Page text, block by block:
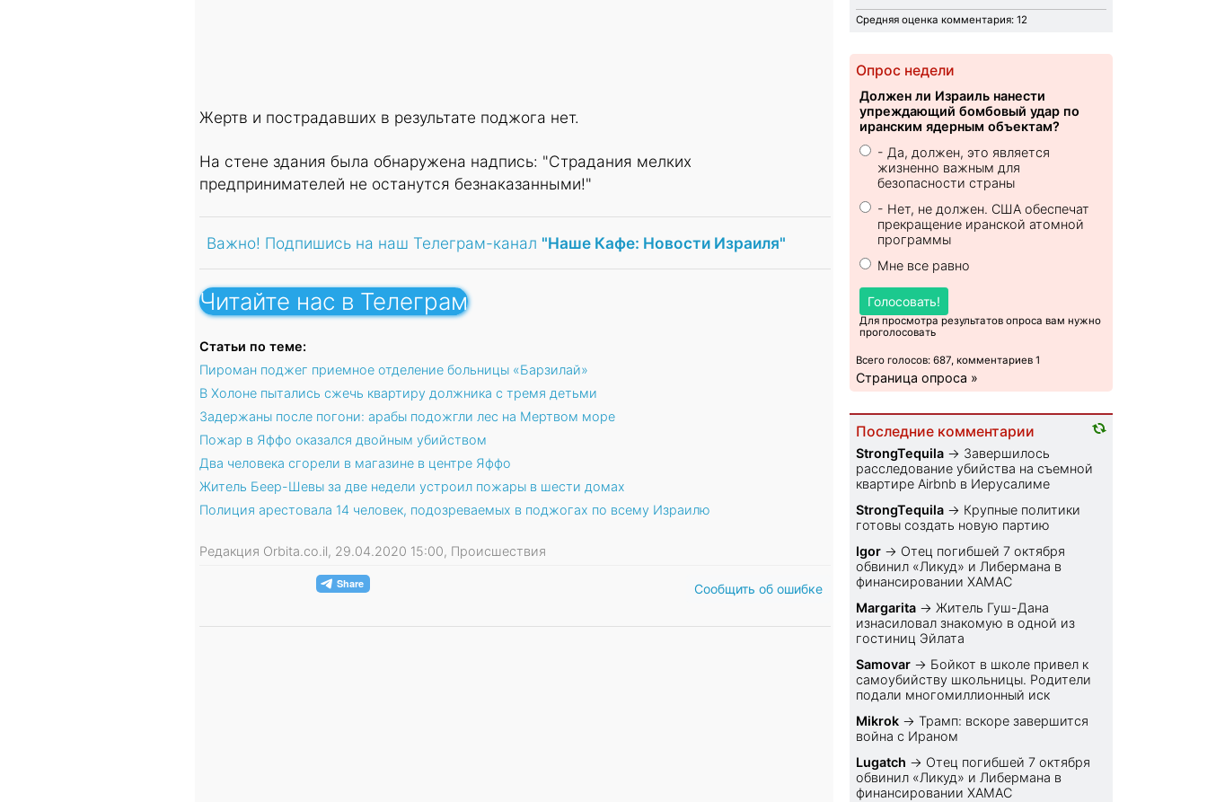
Жертв и пострадавших в результате поджога нет.
На стене здания была обнаружена надпись: "Страдания мелких
предпринимателей не останутся безнаказанными!"
Важно! Подпишись на наш Телеграм-канал "Наше Кафе: Новости Израиля"
Читайте нас в Телеграм
Статьи по теме:
Пироман поджег приемное отделение больницы «Барзилай»
В Холоне пытались сжечь квартиру должника с тремя детьми
Задержаны после погони: арабы подожгли лес на Мертвом море
Пожар в Яффо оказался двойным убийством
Два человека сгорели в магазине в центре Яффо
Житель Беер-Шевы за две недели устроил пожары в шести домах
Полиция арестовала 14 человек, подозреваемых в поджогах по всему Израилю
Редакция Orbita.co.il, 29.04.2020 15:00, Происшествия
Сообщить об ошибке
Средняя оценка комментария: 12
Опрос недели
Должен ли Израиль нанести
упреждающий бомбовый удар по
иранским ядерным объектам?
- Да, должен, это является
жизненно важным для
безопасности страны
- Нет, не должен. США обеспечат
прекращение иранской атомной
программы
Мне все равно
Голосовать!
Для просмотра результатов опроса вам нужно
проголосовать
Всего голосов: 687, комментариев 1
Страница опроса »
Последние комментарии
StrongTequila → Завершилось
расследование убийства на съемной
квартире Airbnb в Иерусалиме
StrongTequila → Крупные политики
готовы создать новую партию
Igor → Отец погибшей 7 октября
обвинил «Ликуд» и Либермана в
финансировании ХАМАС
Margarita → Житель Гуш-Дана
изнасиловал знакомую в одной из
гостиниц Эйлата
Samovar → Бойкот в школе привел к
самоубийству школьницы. Родители
подали многомиллионный иск
Mikrok →Трамп: вскоре завершится
война с Ираном
Lugatch → Отец погибшей 7 октября
обвинил «Ликуд» и Либермана в
финансировании ХАМАС